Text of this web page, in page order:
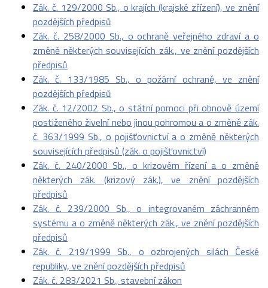
Zák. č. 129/2000 Sb., o krajích (krajské zřízení), ve znění
pozdějších předpisů
Zák. č. 258/2000 Sb., o ochraně veřejného zdraví a o
změně některých souvisejících zák., ve znění pozdějších
předpisů
Zák. č. 133/1985 Sb., o požární ochraně, ve znění
pozdějších předpisů
Zák. č. 12/2002 Sb., o státní pomoci při obnově území
postiženého živelní nebo jinou pohromou a o změně zák.
č. 363/1999 Sb., o pojišťovnictví a o změně některých
souvisejících předpisů (zák. o pojišťovnictví)
Zák. č. 240/2000 Sb., o krizovém řízení a o změně
některých zák. (krizový zák.), ve znění pozdějších
předpisů
Zák. č. 239/2000 Sb., o integrovaném záchranném
systému a o změně některých zák., ve znění pozdějších
předpisů
Zák. č. 219/1999 Sb., o ozbrojených silách České
republiky, ve znění pozdějších předpisů
Zák. č. 283/2021 Sb., stavební zákon